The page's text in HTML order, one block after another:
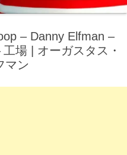
– Danny Elfman –
場 | オーガスタス・
マン